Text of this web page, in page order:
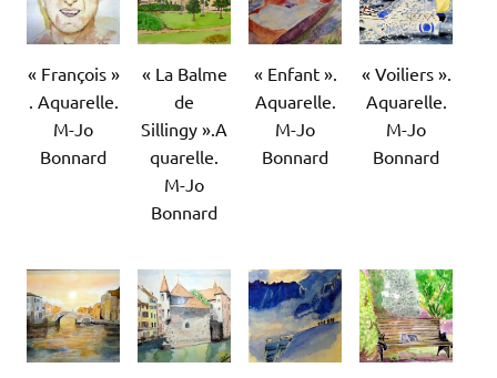
« François »
. Aquarelle.
M-Jo
Bonnard
« La Balme
de
Sillingy ».A
quarelle.
M-Jo
Bonnard
« Enfant ».
Aquarelle.
M-Jo
Bonnard
« Voiliers ».
Aquarelle.
M-Jo
Bonnard